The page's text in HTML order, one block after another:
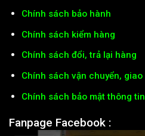
Chính sách bảo hành
Chính sách kiểm hàng
Chính sách đổi, trả lại hàng
Chính sách vận chuyển, giao
Chính sách bảo mật thông
Fanpage Facebook :